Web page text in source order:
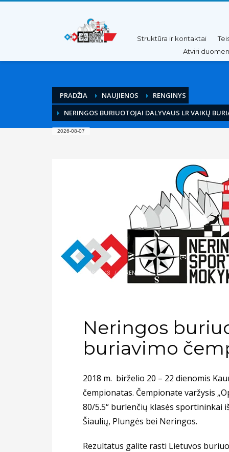
Pereiti
Pereiti
Struktūra ir kontaktai
Atviri
PRADŽIA NAUJIENOS
RENGINYS
NERINGOS BURIUOTOJAI DALYVAUS LR VAIKŲ
2026-08-07
2018-06-18 / RENGINYS
Neringos
buriavimo
2018 m. birželio 20 – 22 dienomis
čempionatas. Čempionate varžysis
80/5.5“ burlenčių klasės sportininkai
Šiaulių, Plungės bei Neringos.
Rezultatus galite rasti Lietuvos